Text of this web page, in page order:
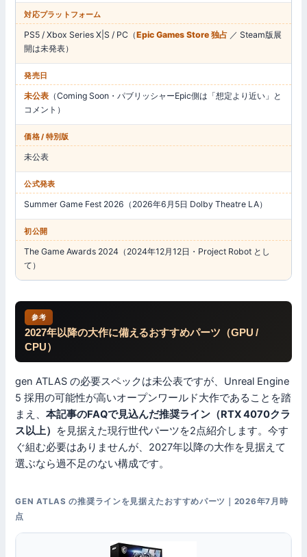
対応プラットフォーム
PS5 / Xbox Series X|S / PC（Epic Games Store 独占 ／ Steam版展
開は未発表）
発売日
未公表 （Coming Soon・パブリッシャーEpic側は「想定より近い」と
コメント）
価格 / 特別版
未公表
公式発表
Summer Game Fest 2026（2026年6月5日 Dolby Theatre LA）
初公開
The Game Awards 2024（2024年12月12日・Project Robot とし
て）
参考
2027年以降の大作に備えるおすすめパーツ（GPU /
CPU）
gen ATLAS の必要スペックは未公表ですが、Unreal Engine
5 採用の可能性が高いオープンワールド大作であることを踏
まえ、本記事のFAQで見込んだ推奨ライン（RTX 4070クラ
ス以上） を見据えた現行世代パーツを2点紹介します。今す
ぐ組む必要はありませんが、2027年以降の大作を見据えて
選ぶなら過不足のない構成です。
GEN ATLAS の推奨ラインを見据えたおすすめパーツ｜2026年7月時
点